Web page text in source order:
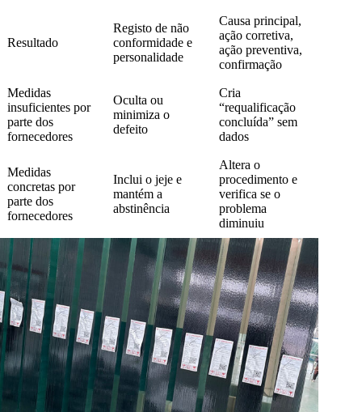
Resultado
Registo de não
conformidade e
personalidade
Causa principal,
ação corretiva,
ação preventiva,
confirmação
Medidas
insuficientes por
parte dos
fornecedores
Oculta ou
minimiza o
defeito
Cria
“requalificação
concluída” sem
dados
Medidas
concretas por
parte dos
fornecedores
Inclui o jeje e
mantém a
abstinência
Altera o
procedimento e
verifica se o
problema
diminuiu